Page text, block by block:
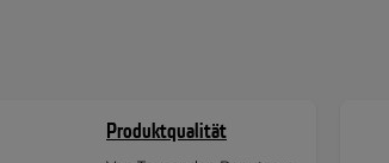
Produktqualität